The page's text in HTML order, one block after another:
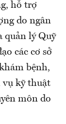
hỗ trợ
do ngân
quản lý Quỹ
các cơ sở
bệnh,
vụ kỹ thuật
môn do